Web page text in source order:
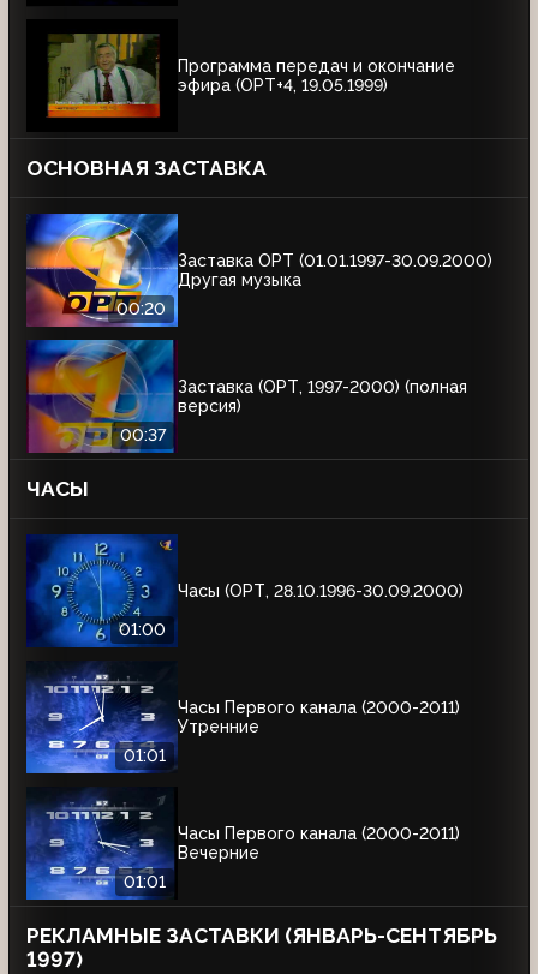
Программа передач и окончание
эфира (ОРТ+4, 19.05.1999)
ОСНОВНАЯ ЗАСТАВКА
00:20
Заставка ОРТ (01.01.1997-30.09.2000)
Другая музыка
00:37
Заставка (ОРТ, 1997-2000) (полная
версия)
ЧАСЫ
01:00
Часы (ОРТ, 28.10.1996-30.09.2000)
01:01
Часы Первого канала (2000-2011)
Утренние
01:01
Часы Первого канала (2000-2011)
Вечерние
РЕКЛАМНЫЕ ЗАСТАВКИ (ЯНВАРЬ-СЕНТЯБРЬ
1997)